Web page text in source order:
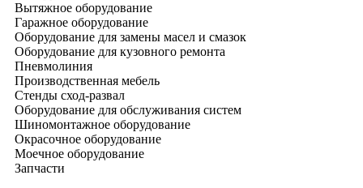
Вытяжное оборудование
Гаражное оборудование
Оборудование для замены масел и смазок
Оборудование для кузовного ремонта
Пневмолиния
Производственная мебель
Стенды сход-развал
Оборудование для обслуживания систем
Шиномонтажное оборудование
Окрасочное оборудование
Моечное оборудование
Запчасти